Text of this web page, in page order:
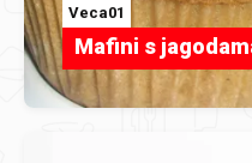
Veca01
Mafini s